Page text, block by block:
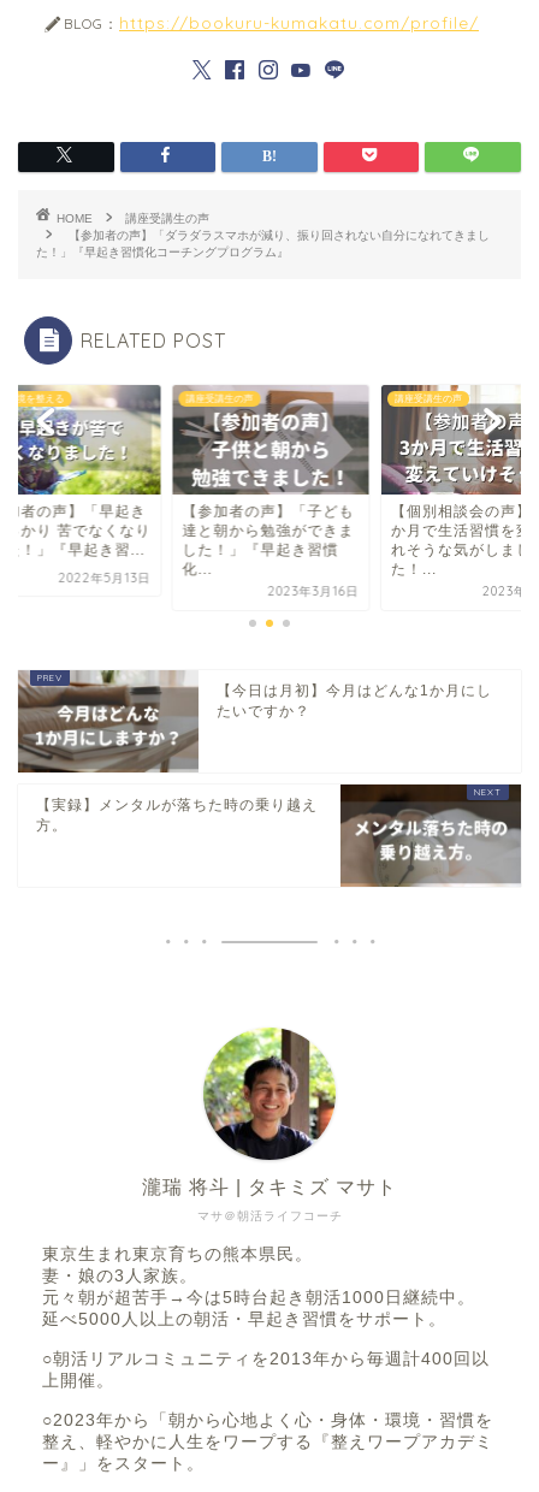
BLOG： https://bookuru-kumakatu.com/profile/
HOME
講座受講生の声
【参加者の声】「ダラダラスマホが減り、振り回されない自分になれてきまし
た！」『早起き習慣化コーチングプログラム』
RELATED POST
環境を整える
加者の声】「早起き
っかり 苦でなくなり
た！」『早起き習...
2022年5月13日
講座受講生の声
【参加者の声】「子ども
達と朝から勉強ができま
した！」『早起き習慣
化...
2023年3月16日
講座受講生の声
【個別相談会の声】
か月で生活習慣を変
れそうな気がしまし
た！...
2023年7
【今日は月初】今月はどんな1か月にし
たいですか？
【実録】メンタルが落ちた時の乗り越え
方。
マサ＠朝活ライフコーチ
瀧瑞 将斗 | タキミズ マサト
東京生まれ東京育ちの熊本県民。
妻・娘の3人家族。
元々朝が超苦手→今は5時台起き朝活1000日継続中。
延べ5000人以上の朝活・早起き習慣をサポート。
○朝活リアルコミュニティを2013年から毎週計400回以
上開催。
○2023年から「朝から心地よく心・身体・環境・習慣を
整え、軽やかに人生をワープする『整えワープアカデミ
ー』」をスタート。